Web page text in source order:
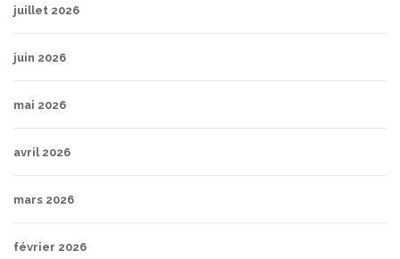
juillet 2026
juin 2026
mai 2026
avril 2026
mars 2026
février 2026